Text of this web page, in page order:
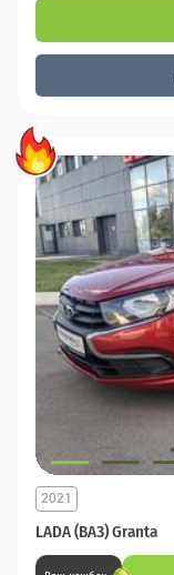
LADA (ВАЗ) Granta
2021